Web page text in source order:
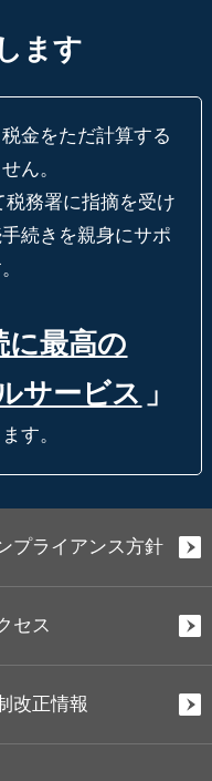
ます
金をただ計算する
ん。
務署に指摘を受け
続きを親身にサポ
に最高の
サービス 」
す。
プライアンス方針
セス
改正情報